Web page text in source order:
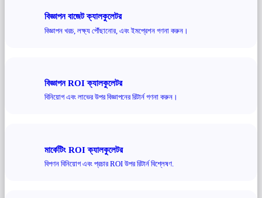
বিজ্ঞাপন বাজেট ক্যালকুলেটর
বিজ্ঞাপন খরচ, লক্ষ্য পৌঁছানোর, এবং ইমপ্রেশন গণনা করুন।
বিজ্ঞাপন ROI ক্যালকুলেটর
বিনিয়োগ এবং লাভের উপর বিজ্ঞাপনের রিটার্ন গণনা করুন।
মার্কেটিং ROI ক্যালকুলেটর
বিপণন বিনিয়োগ এবং প্রচার ROI উপর রিটার্ন বিশ্লেষণ.